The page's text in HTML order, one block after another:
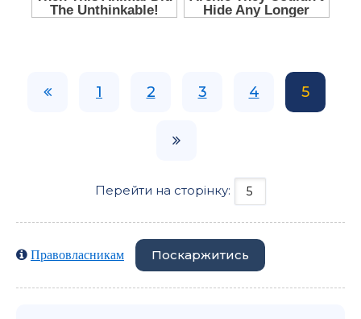
1 2 3 4 5
Перейти на сторінку:
Правовласникам Поскаржитись